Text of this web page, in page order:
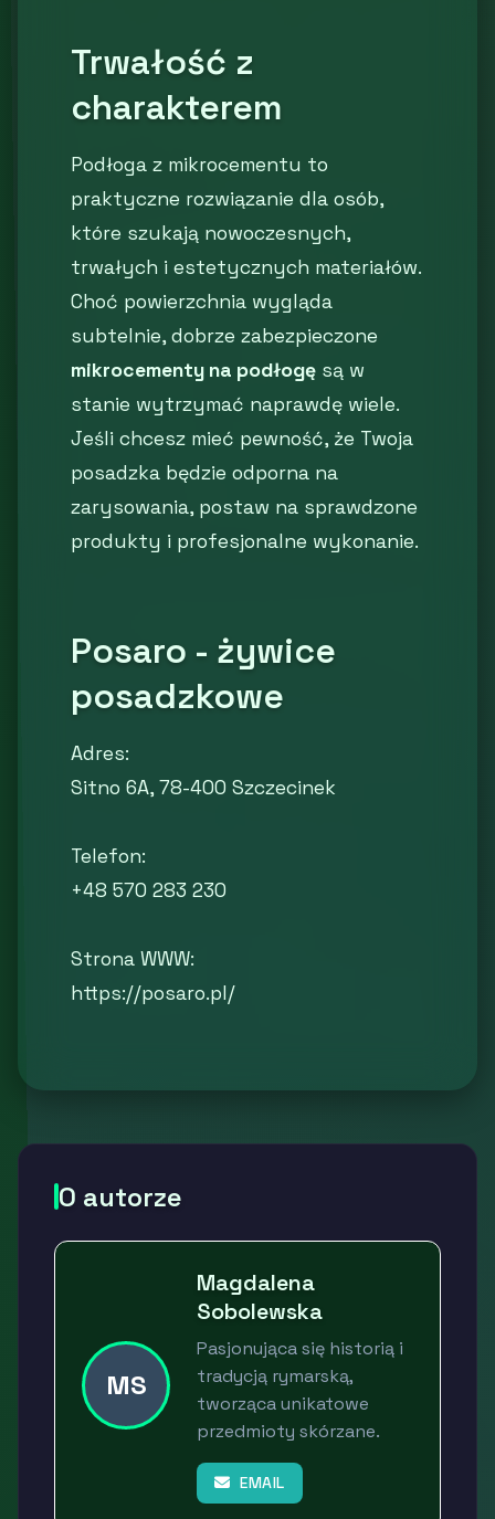
Trwałość z
charakterem
Podłoga z mikrocementu to
praktyczne rozwiązanie dla osób,
które szukają nowoczesnych,
trwałych i estetycznych materiałów.
Choć powierzchnia wygląda
subtelnie, dobrze zabezpieczone
mikrocementy na podłogę są w
stanie wytrzymać naprawdę wiele.
Jeśli chcesz mieć pewność, że Twoja
posadzka będzie odporna na
zarysowania, postaw na sprawdzone
produkty i profesjonalne wykonanie.
Posaro - żywice
posadzkowe
Adres:
Sitno 6A, 78-400 Szczecinek
Telefon:
+48 570 283 230
Strona WWW:
https://posaro.pl/
O autorze
MS
Magdalena
Sobolewska
Pasjonująca się historią i
tradycją rymarską,
tworząca unikatowe
przedmioty skórzane.
EMAIL